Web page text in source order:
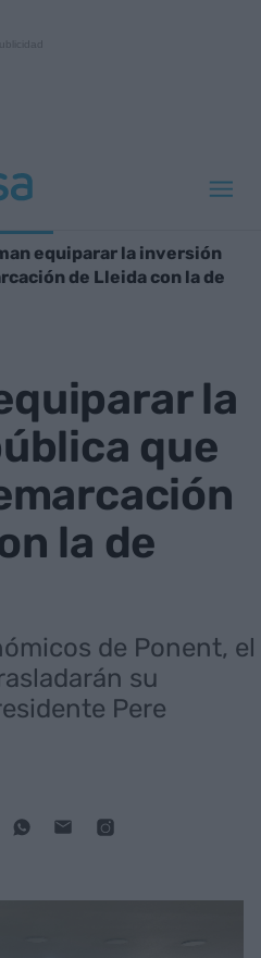
equiparar la inversión
de Lleida con la de
la
que
la de
de Ponent, el
su
Pere